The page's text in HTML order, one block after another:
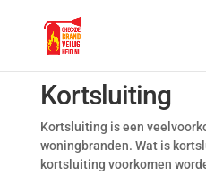
Kortsluiting
Kortsluiting is een
woningbranden. Wat is
kortsluiting voorkomen